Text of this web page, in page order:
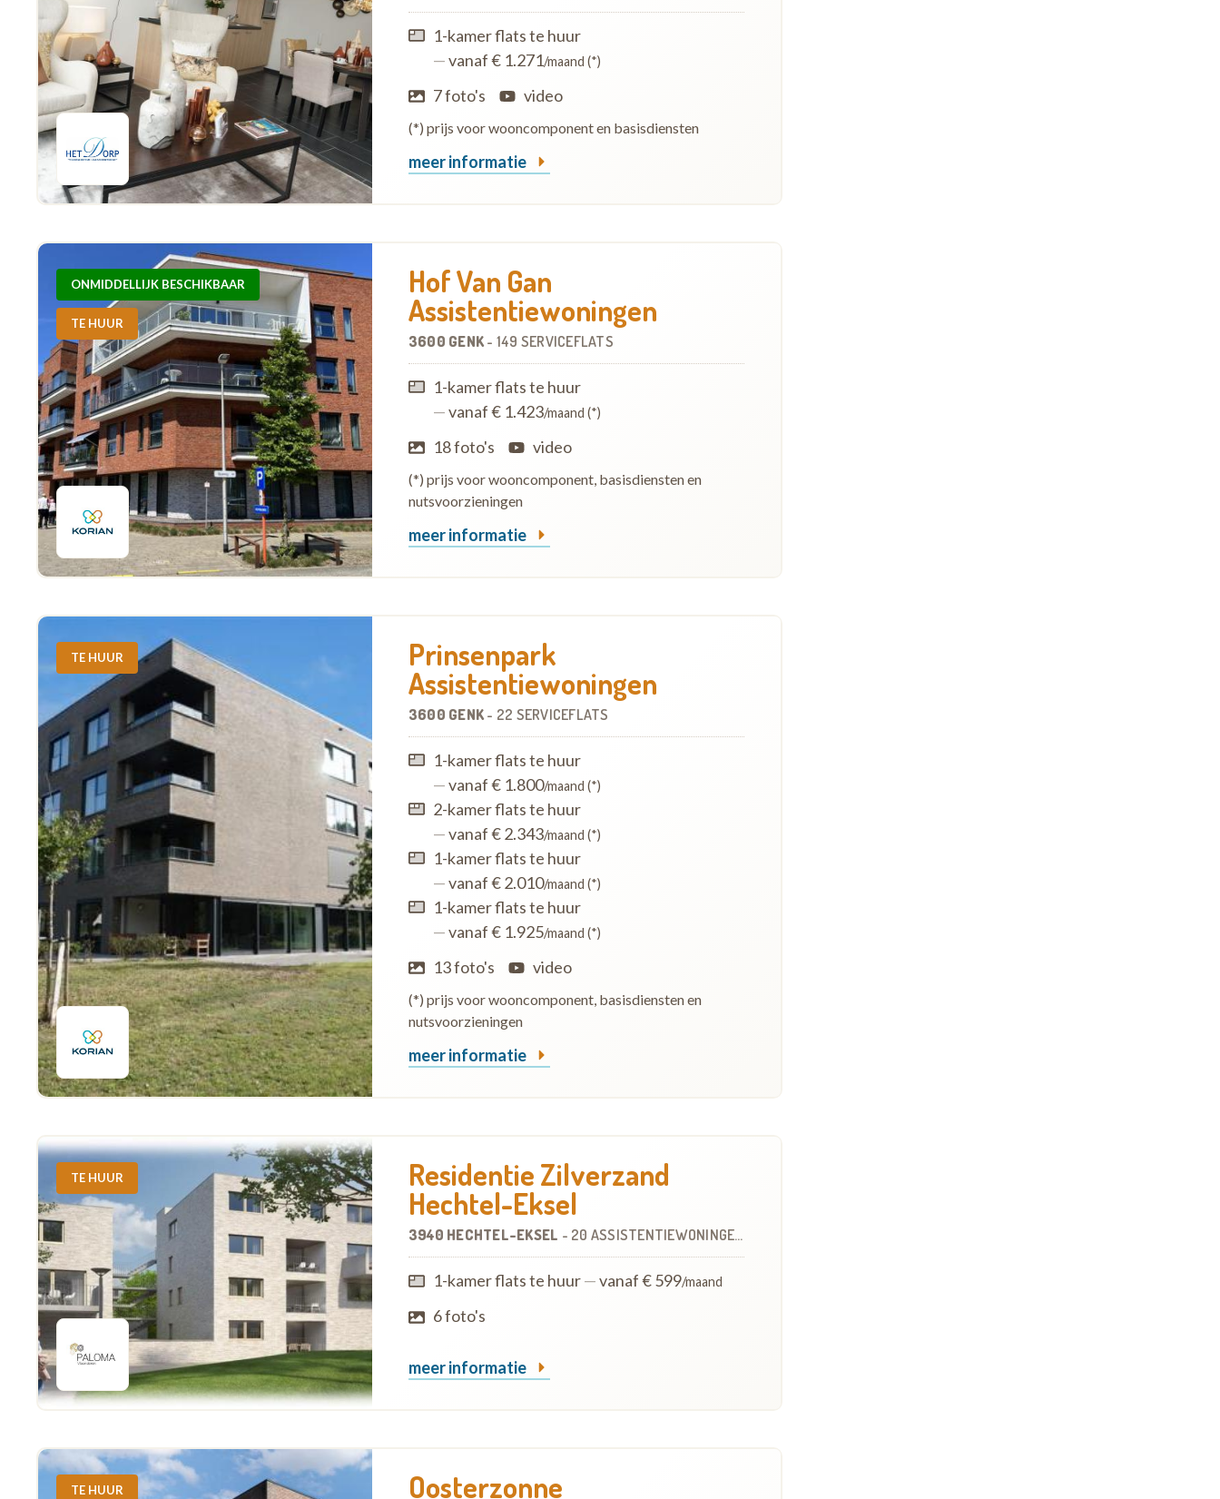
1-kamer flats te huur
—vanaf € 1.271/maand (*)
7 foto's video
(*) prijs voor wooncomponent en basisdiensten
meer informatie
ONMIDDELLIJK BESCHIKBAAR
TE HUUR
Hof Van Gan
Assistentiewoningen
3600 GENK- 149 SERVICEFLATS
1-kamer flats te huur
—vanaf € 1.423/maand (*)
18 foto's video
(*) prijs voor wooncomponent, basisdiensten en
nutsvoorzieningen
meer informatie
TE HUUR Prinsenpark
Assistentiewoningen
3600 GENK- 22 SERVICEFLATS
1-kamer flats te huur
—vanaf € 1.800/maand (*)
2-kamer flats te huur
—vanaf € 2.343/maand (*)
1-kamer flats te huur
—vanaf € 2.010/maand (*)
1-kamer flats te huur
—vanaf € 1.925/maand (*)
13 foto's video
(*) prijs voor wooncomponent, basisdiensten en
nutsvoorzieningen
meer informatie
TE HUUR Residentie Zilverzand
Hechtel-Eksel
3940 HECHTEL-EKSEL - 20 ASSISTENTIEWONINGEN
1-kamer flats te huur—vanaf € 599/maand
6 foto's
meer informatie
TE HUUR Oosterzonne